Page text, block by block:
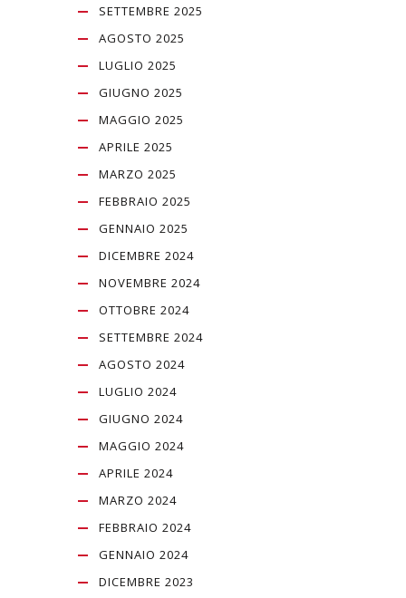
SETTEMBRE 2025
AGOSTO 2025
LUGLIO 2025
GIUGNO 2025
MAGGIO 2025
APRILE 2025
MARZO 2025
FEBBRAIO 2025
GENNAIO 2025
DICEMBRE 2024
NOVEMBRE 2024
OTTOBRE 2024
SETTEMBRE 2024
AGOSTO 2024
LUGLIO 2024
GIUGNO 2024
MAGGIO 2024
APRILE 2024
MARZO 2024
FEBBRAIO 2024
GENNAIO 2024
DICEMBRE 2023